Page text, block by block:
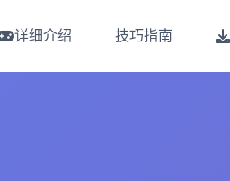
详细介绍 技巧指南